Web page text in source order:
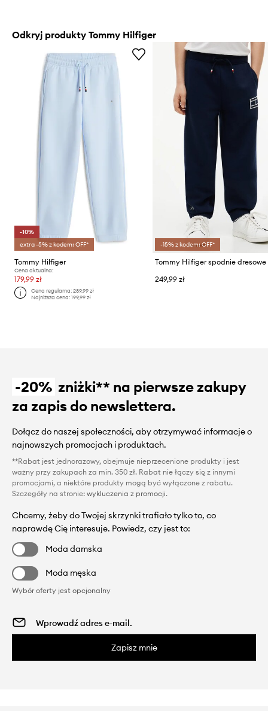
Odkryj produkty Tommy Hilfiger
-10%
extra -5% z kodem: OFF*
Tommy Hilfiger
Cena aktualna:
179,99 zł
Cena regularna:289,99 zł
Najniższa cena:199,99 zł
-15% z kodem: OFF*
249,99 zł
-20% zniżki** na pierwsze zakupy
za zapis do newslettera.
Dołącz do naszej społeczności, aby otrzymywać informacje o
najnowszych promocjach i produktach.
**Rabat jest jednorazowy, obejmuje nieprzecenione produkty i jest
ważny przy zakupach za min. 350 zł. Rabat nie łączy się z innymi
promocjami, a niektóre produkty mogą być wyłączone z rabatu.
Szczegóły na stronie: wykluczenia z promocji.
Chcemy, żeby do Twojej skrzynki trafiało tylko to, co
naprawdę Cię interesuje. Powiedz, czy jest to:
Moda damska
Moda męska
Wybór oferty jest opcjonalny
Zapisz mnie